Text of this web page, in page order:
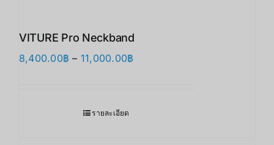
VITURE Pro Neckband
8,400.00฿ – 11,000.00฿
รายละเอียด